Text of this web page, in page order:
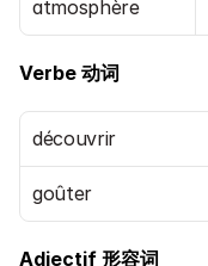
atmosphère
Verbe 动词
découvrir
goûter
Adjectif 形容词